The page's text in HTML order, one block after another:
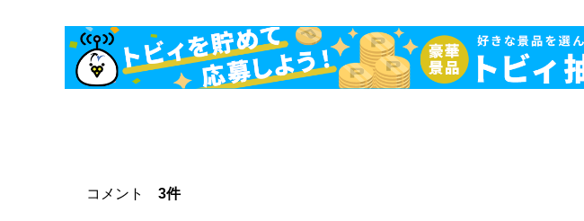
コメント 3件